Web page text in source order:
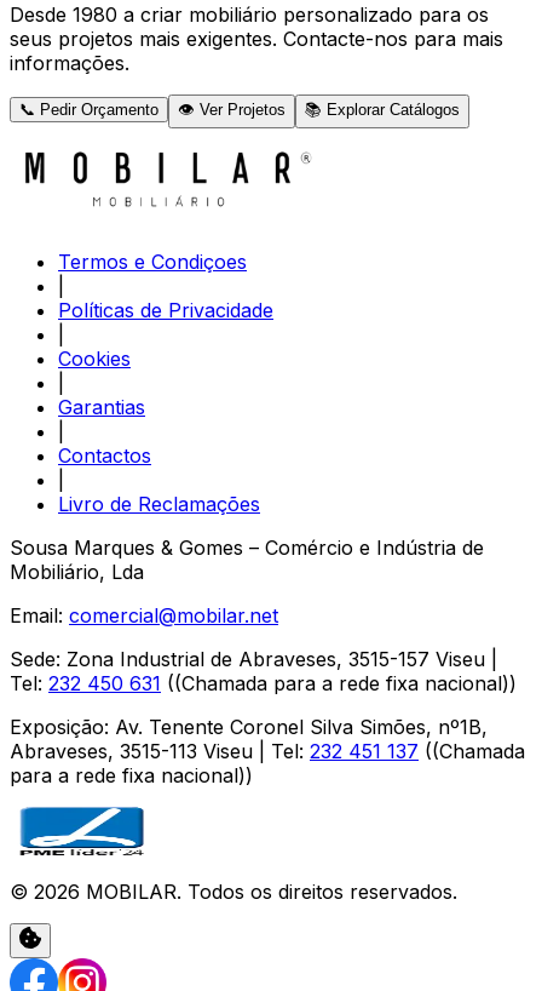
Desde 1980 a criar mobiliário personalizado para os
seus projetos mais exigentes. Contacte-nos para mais
informações.
📞 Pedir Orçamento 👁️ Ver Projetos 📚 Explorar Catálogos
Termos e Condiçoes
Políticas de Privacidade
Cookies
Garantias
Contactos
Livro de Reclamações
Sousa Marques & Gomes – Comércio e Indústria de
Mobiliário, Lda
Email: comercial@mobilar.net
Sede: Zona Industrial de Abraveses, 3515-157 Viseu
Tel: 232 450 631 ((Chamada para a rede fixa nacional))
Exposição: Av. Tenente Coronel Silva Simões, nº1B,
Abraveses, 3515-113 Viseu | Tel: 232 451 137 ((Chamada
para a rede fixa nacional))
© 2026 MOBILAR. Todos os direitos reservados.